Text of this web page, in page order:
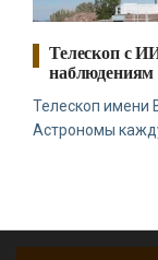
Телескоп с
наблюдениям
Телескоп имени
Астрономы